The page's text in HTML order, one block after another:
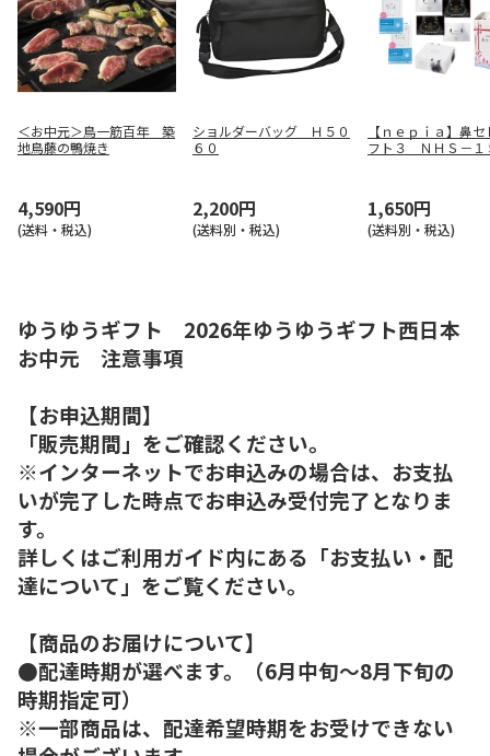
＜お中元＞鳥一筋百年 築
地鳥藤の鴨焼き
4,590円
(送料・税込)
ショルダーバッグ Ｈ５０
６０
2,200円
(送料別・税込)
【ｎｅｐｉａ】鼻
フト３ ＮＨＳ－１
1,650円
(送料別・税込)
ゆうゆうギフト 2026年ゆうゆうギフト西日本
お中元 注意事項
【お申込期間】
「販売期間」をご確認ください。
※インターネットでお申込みの場合は、お支払
いが完了した時点でお申込み受付完了となりま
す。
詳しくはご利用ガイド内にある「お支払い・配
達について」をご覧ください。
【商品のお届けについて】
●配達時期が選べます。（6月中旬～8月下旬の
時期指定可）
※一部商品は、配達希望時期をお受けできない